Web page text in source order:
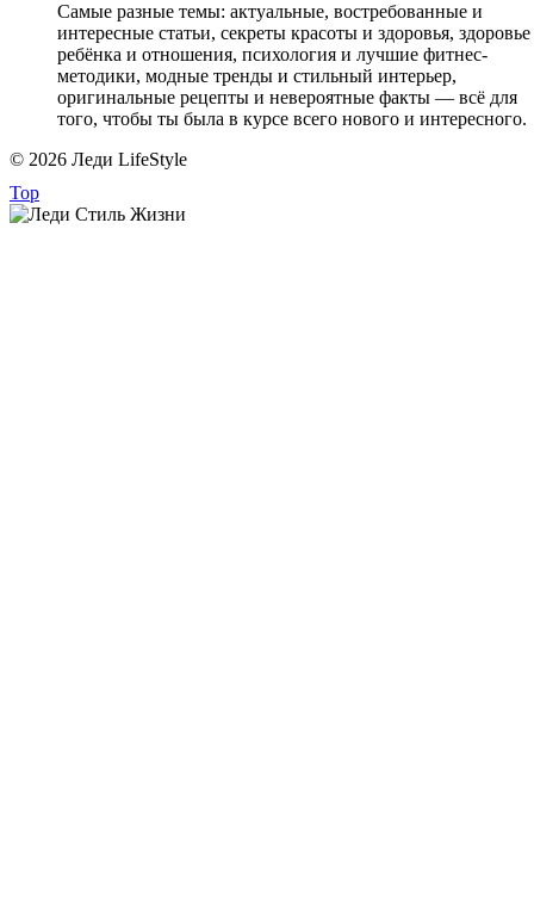
Самые разные темы: актуальные, востребованные и
интересные статьи, секреты красоты и здоровья, здоровье
ребёнка и отношения, психология и лучшие фитнес-
методики, модные тренды и стильный интерьер,
оригинальные рецепты и невероятные факты — всё для
того, чтобы ты была в курсе всего нового и интересного.
© 2026 Леди LifeStyle
Top